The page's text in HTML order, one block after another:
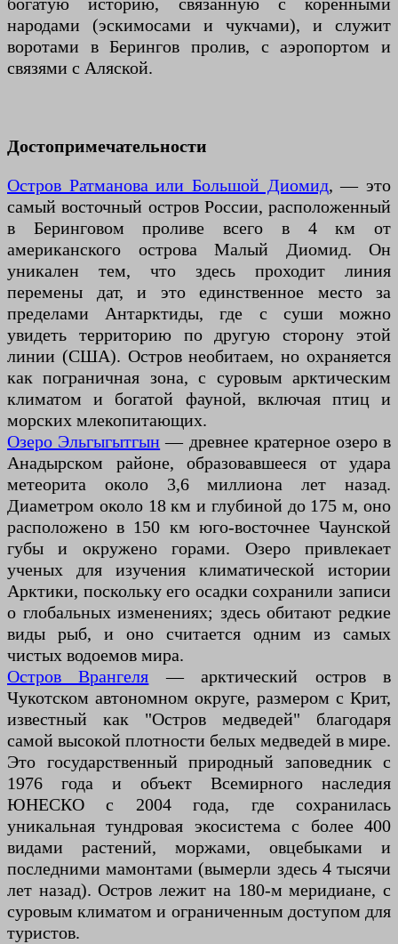
народами (эскимосами и чукчами), и служит
воротами в Берингов пролив, с аэропортом и
связями с Аляской.
Достопримечательности
Остров Ратманова или Большой Диомид, — это
самый восточный остров России, расположенный
в Беринговом проливе всего в 4 км от
американского острова Малый Диомид. Он
уникален тем, что здесь проходит линия
перемены дат, и это единственное место за
пределами Антарктиды, где с суши можно
увидеть территорию по другую сторону этой
линии (США). Остров необитаем, но охраняется
как пограничная зона, с суровым арктическим
климатом и богатой фауной, включая птиц и
морских млекопитающих.
Озеро Эльгыгытгын — древнее кратерное озеро в
Анадырском районе, образовавшееся от удара
метеорита около 3,6 миллиона лет назад.
Диаметром около 18 км и глубиной до 175 м, оно
расположено в 150 км юго-восточнее Чаунской
губы и окружено горами. Озеро привлекает
ученых для изучения климатической истории
Арктики, поскольку его осадки сохранили записи
о глобальных изменениях; здесь обитают редкие
виды рыб, и оно считается одним из самых
чистых водоемов мира.
Остров Врангеля — арктический остров в
Чукотском автономном округе, размером с Крит,
известный как "Остров медведей" благодаря
самой высокой плотности белых медведей в мире.
Это государственный природный заповедник с
1976 года и объект Всемирного наследия
ЮНЕСКО с 2004 года, где сохранилась
уникальная тундровая экосистема с более 400
видами растений, моржами, овцебыками и
последними мамонтами (вымерли здесь 4 тысячи
лет назад). Остров лежит на 180-м меридиане, с
суровым климатом и ограниченным доступом для
туристов.